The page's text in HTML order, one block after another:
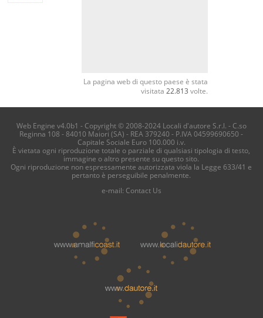
La pagina web di questo paese è stata
visitata 22.813 volte.
Web Engine v4.0b1 - Copyright © 2008-2024 Locali d'autore S.r.l. - C.so
Reginna 108 - 84010 Maiori (SA) - REA 379240 - P.IVA 04599690650 -
Capitale Sociale Euro 100.000 i.v.
È vietata ogni riproduzione totale o parziale di qualsiasi tipologia di testo,
immagine o altro presente su questo sito.
Ogni riproduzione non espressamente autorizzata viola la Legge 633/41 e
pertanto è perseguibile penalmente.
e-mail: Contact Us